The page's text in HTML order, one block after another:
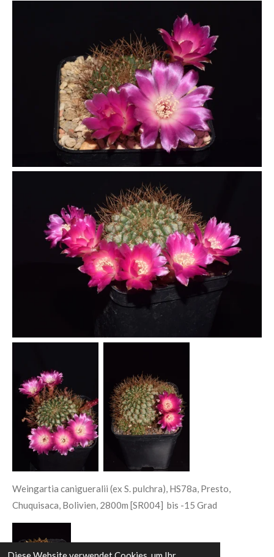
Weingartia canigueralii (ex S. pulchra), HS78a, Presto,
Chuquisaca, Bolivien, 2800m [SR004] bis -15 Grad